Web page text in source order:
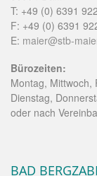
T: +49 (0) 6391
F: +49 (0) 6391
E: maier@stb-
Bürozeiten:
Montag,
Dienstag,
oder nach
BAD